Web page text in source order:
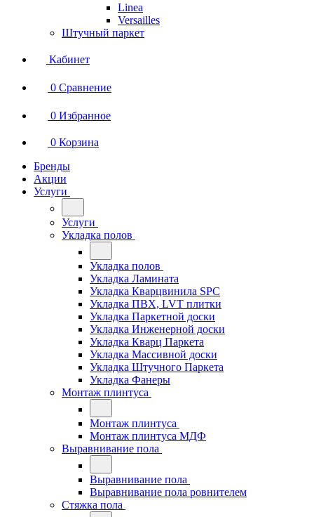
Linea
Versailles
Штучный паркет
Кабинет
0 Сравнение
0 Избранное
0 Корзина
Бренды
Акции
Услуги
Услуги
Укладка полов
Укладка полов
Укладка Ламината
Укладка Кварцвинила SPC
Укладка ПВХ, LVT плитки
Укладка Паркетной доски
Укладка Инженерной доски
Укладка Кварц Паркета
Укладка Массивной доски
Укладка Штучного Паркета
Укладка Фанеры
Монтаж плинтуса
Монтаж плинтуса
Монтаж плинтуса МДФ
Выравнивание пола
Выравнивание пола
Выравнивание пола ровнителем
Стяжка пола